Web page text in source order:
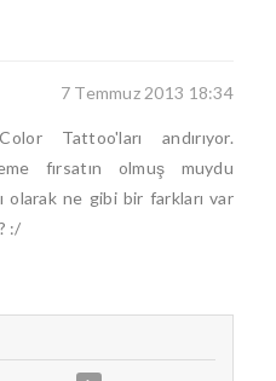
7 Temmuz 2013 18:34
Tattoo'ları andırıyor.
fırsatın olmuş muydu
olarak ne gibi bir farkları var
:/